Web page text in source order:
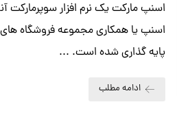
اسنپ‌ مارکت یک نرم‌ افزار سوپرمارکت
اسنپ یا همکاری مجموعه فروشگاه‌ های
پایه‌ گذاری شده‌ است. ...
ادامه مطلب